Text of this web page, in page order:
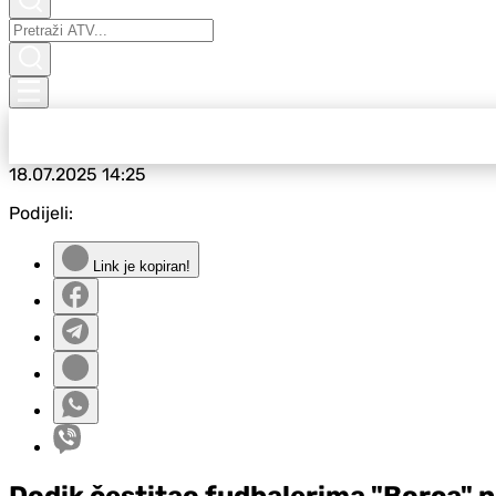
18.07.202514:25
Podijeli:
Link je kopiran!